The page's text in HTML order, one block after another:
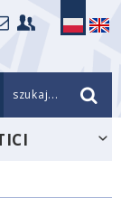
szukaj...